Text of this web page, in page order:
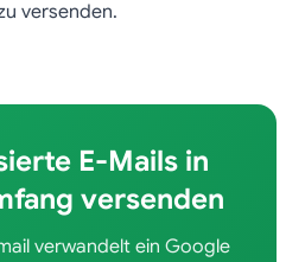
versenden.
E-Mails in
versenden
verwandelt ein Google